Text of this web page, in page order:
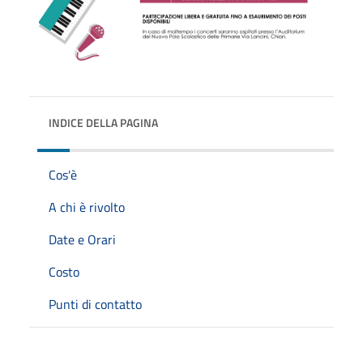
INDICE DELLA PAGINA
Cos'è
A chi è rivolto
Date e Orari
Costo
Punti di contatto